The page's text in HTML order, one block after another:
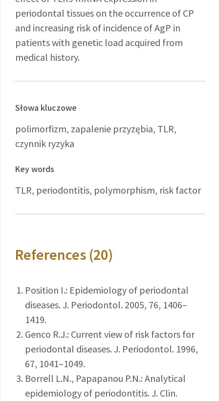
periodontal tissues on the occurrence of CP
and increasing risk of incidence of AgP in
patients with genetic load acquired from
medical history.
Słowa kluczowe
polimorfizm, zapalenie przyzębia, TLR,
czynnik ryzyka
Key words
TLR, periodontitis, polymorphism, risk factor
References (20)
Position I.: Epidemiology of periodontal
diseases. J. Periodontol. 2005, 76, 1406–
1419.
Genco R.J.: Current view of risk factors for
periodontal diseases. J. Periodontol. 1996,
67, 1041–1049.
Borrell L.N., Papapanou P.N.: Analytical
epidemiology of periodontitis. J. Clin.